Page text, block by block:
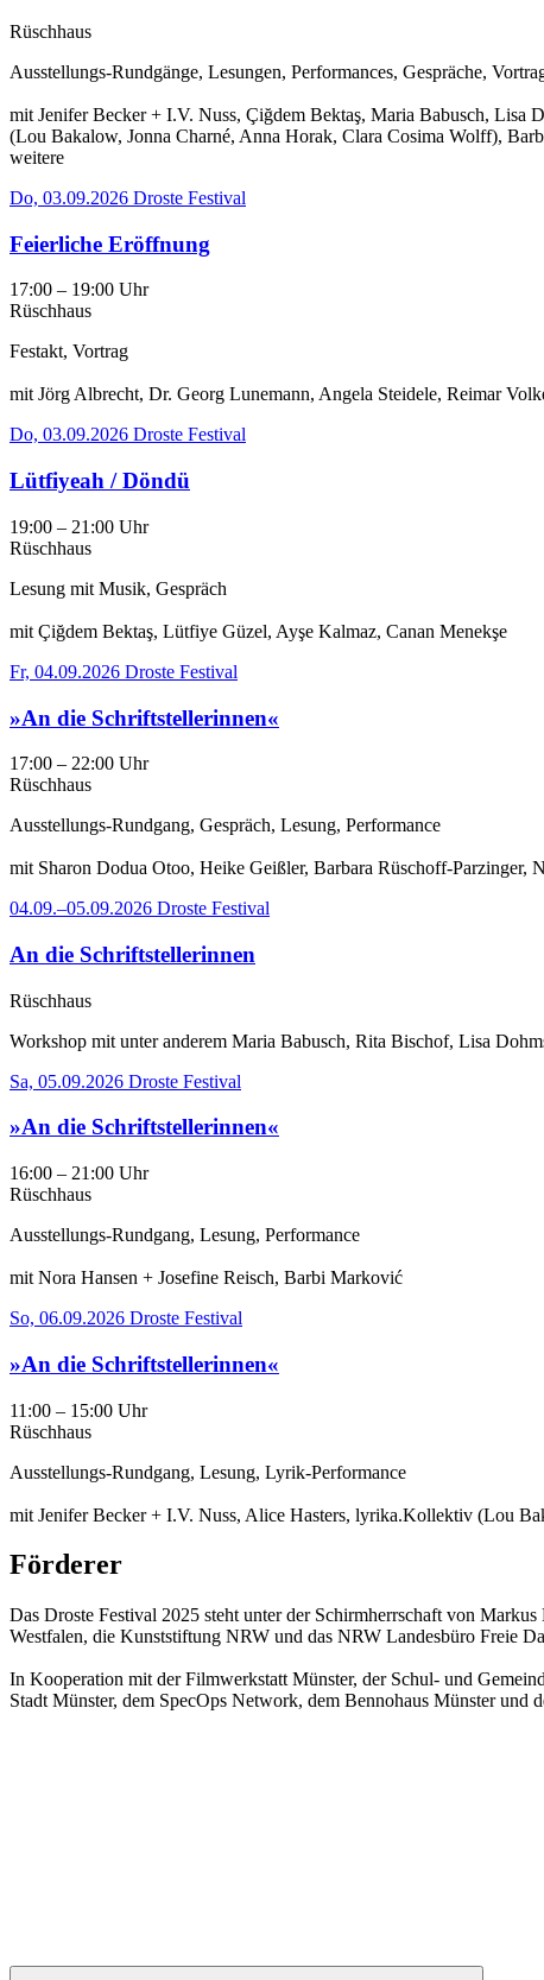
Rüschhaus
Ausstellungs-Rundgänge, Lesungen, Performances, Gespräche,
mit Jenifer Becker + I.V. Nuss, Çiğdem Bektaş, Maria Babusch, Lisa
(Lou Bakalow, Jonna Charné, Anna Horak, Clara Cosima Wolff),
weitere
Do, 03.09.2026 Droste Festival
Feierliche Eröffnung
17:00 – 19:00 Uhr
Rüschhaus
Festakt, Vortrag
mit Jörg Albrecht, Dr. Georg Lunemann, Angela Steidele, Reimar
Do, 03.09.2026 Droste Festival
Lütfiyeah / Döndü
19:00 – 21:00 Uhr
Rüschhaus
Lesung mit Musik, Gespräch
mit Çiğdem Bektaş, Lütfiye Güzel, Ayşe Kalmaz, Canan Menekşe
Fr, 04.09.2026 Droste Festival
»An die Schriftstellerinnen«
17:00 – 22:00 Uhr
Rüschhaus
Ausstellungs-Rundgang, Gespräch, Lesung, Performance
mit Sharon Dodua Otoo, Heike Geißler, Barbara Rüschoff-Parzinger,
04.09.–05.09.2026 Droste Festival
An die Schriftstellerinnen
Rüschhaus
Workshop mit unter anderem Maria Babusch, Rita Bischof, Lisa
Sa, 05.09.2026 Droste Festival
»An die Schriftstellerinnen«
16:00 – 21:00 Uhr
Rüschhaus
Ausstellungs-Rundgang, Lesung, Performance
mit Nora Hansen + Josefine Reisch, Barbi Marković
So, 06.09.2026 Droste Festival
»An die Schriftstellerinnen«
11:00 – 15:00 Uhr
Rüschhaus
Ausstellungs-Rundgang, Lesung, Lyrik-Performance
mit Jenifer Becker + I.V. Nuss, Alice Hasters, lyrika.Kollektiv (Lou
Förderer
Das Droste Festival 2025 steht unter der Schirmherrschaft von
Westfalen, die Kunststiftung NRW und das NRW Landesbüro Freie
In Kooperation mit der Filmwerkstatt Münster, der Schul- und
Stadt Münster, dem SpecOps Network, dem Bennohaus Münster und